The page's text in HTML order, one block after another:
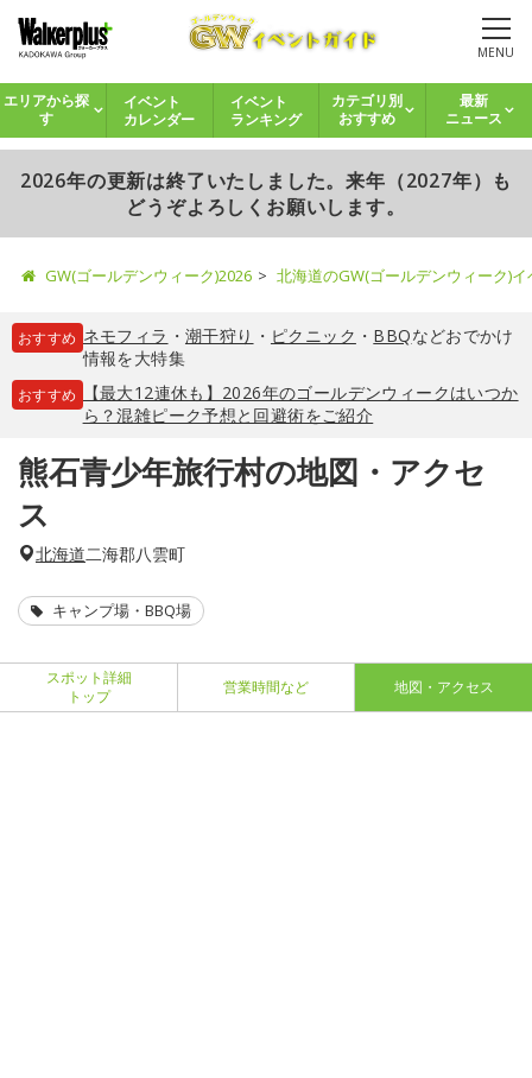
MENU
エリアから探
す
イベント
カレンダー
イベント
ランキング
カテゴリ別
おすすめ
最新
ニュース
2026年の更新は終了いたしました。来年（2027年）も
どうぞよろしくお願いします。
GW(ゴールデンウィーク)2026 北海道のGW(ゴールデンウィーク)
おすすめ ネモフィラ ・ 潮干狩り ・ ピクニック ・ BBQなどおでかけ
情報を大特集
おすすめ
【最大12連休も】2026年のゴールデンウィークはいつか
ら？混雑ピーク予想と回避術をご紹介
熊石青少年旅行村の地図・アクセ
ス
北海道二海郡八雲町
キャンプ場・BBQ場
スポット詳細
トップ
営業時間など 地図・アクセス